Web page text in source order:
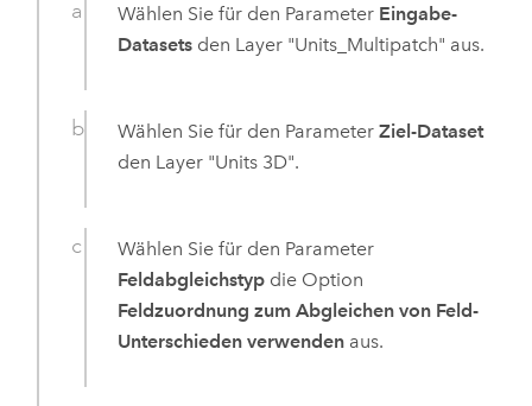
Wählen Sie für den Parameter Eingabe-
Datasets den Layer "Units_Multipatch" aus.
Wählen Sie für den ParameterZiel-Dataset
den Layer "Units 3D".
Wählen Sie für den Parameter
Feldabgleichstyp die Option
Feldzuordnung zum Abgleichen von Feld-
Unterschieden verwenden aus.